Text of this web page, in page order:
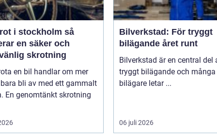
i stockholm så
en säker och
skrotning
en bil handlar om mer
bli av med ett gammalt
En genomtänkt skrotning
Bilverkstad: För tryggt
bilägande året runt
Bilverkstad är en central del
tryggt bilägande och många
bilägare letar ...
06 juli 2026